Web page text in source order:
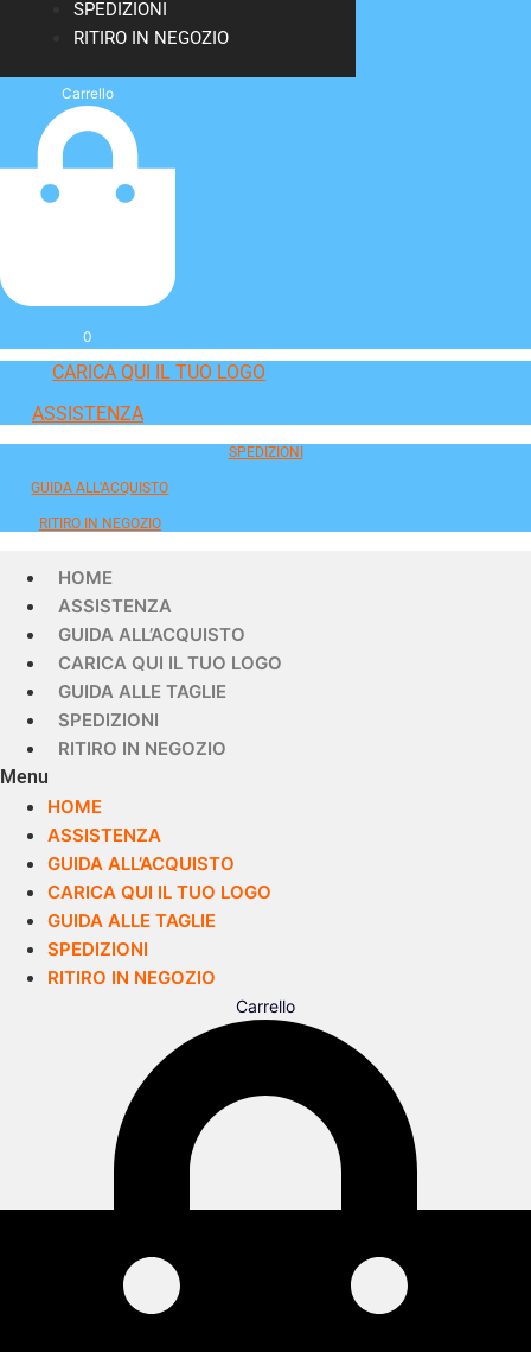
SPEDIZIONI
RITIRO IN NEGOZIO
Carrello
0
CARICA QUI IL TUO LOGO
ASSISTENZA
SPEDIZIONI
GUIDA ALL'ACQUISTO
RITIRO IN NEGOZIO
HOME
ASSISTENZA
GUIDA ALL’ACQUISTO
CARICA QUI IL TUO LOGO
GUIDA ALLE TAGLIE
SPEDIZIONI
RITIRO IN NEGOZIO
Menu
HOME
ASSISTENZA
GUIDA ALL’ACQUISTO
CARICA QUI IL TUO LOGO
GUIDA ALLE TAGLIE
SPEDIZIONI
RITIRO IN NEGOZIO
Carrello